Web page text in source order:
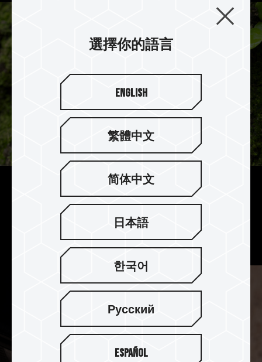
耐用性設計
防塵、防水等級達到 IP67 級別，在抗衝擊、抗震、
選擇你的語言
English
繁體中文
简体中文
日本語
한국어
Русский
Español